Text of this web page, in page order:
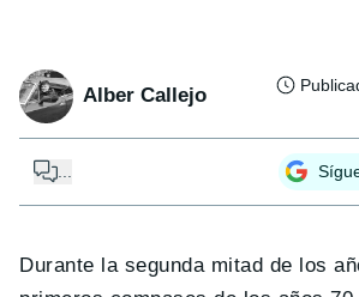
Alber Callejo
Durante la segunda mitad de los